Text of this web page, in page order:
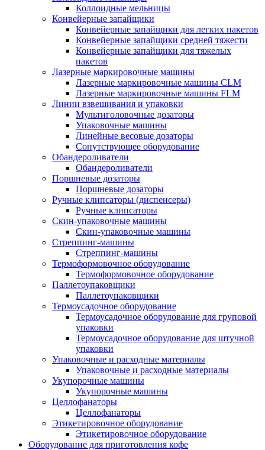
Коллоидные мельницы
Конвейерные запайщики
Конвейерные запайщики для легких пакетов
Конвейерные запайщики средней тяжести
Конвейерные запайщики для тяжелых
пакетов
Лазерные маркировочные машины
Лазерные маркировочные машины CLM
Лазерные маркировочные машины FLM
Линии взвешивания и упаковки
Мультиголовочные дозаторы
Упаковочные машины
Линейные весовые дозаторы
Сопутствующее оборудование
Обандероливатели
Обандероливатели
Поршневые дозаторы
Поршневые дозаторы
Ручные клипсаторы (диспенсеры)
Ручные клипсаторы
Скин-упаковочные машины
Скин-упаковочные машины
Стреппинг-машины
Стреппинг-машины
Термоформовочное оборудование
Термоформовочное оборудование
Паллетоупаковщики
Паллетоупаковщики
Термоусадочное оборудование
Термоусадочное оборудование для груповой
упаковки
Термоусадочное оборудование для штучной
упаковки
Упаковочные и расходные материалы
Упаковочные и расходные материалы
Укупорочные машины
Укупорочные машины
Целлофанаторы
Целлофанаторы
Этикетировочное оборудование
Этикетировочное оборудование
Оборудование для приготовления кофе